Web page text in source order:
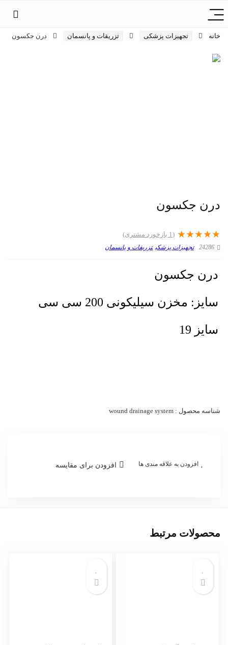
خانه تجهیزات پزشکی تزریقات و پانسمان درن جکسون
درن جکسون
★
★
★
★
★
(
1 بازخورد مشتری)
24286 تجهیزات پزشکی تزریقات و پانسمان
درن جکسون
سایز: مخزن سیلیکونی 200 سی سی
سایز 19
شناسه محصول : wound drainage system
افزودن به علاقه مندی ها افزودن برای مقایسه
محصولات مرتبط